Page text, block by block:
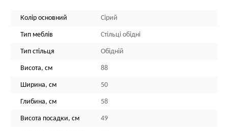
Колір основний Сірий
Тип меблів Стільці обідні
Тип стільця Обідній
Висота, см 88
Ширина, см 50
Глибина, см 58
Висота посадки, см 49